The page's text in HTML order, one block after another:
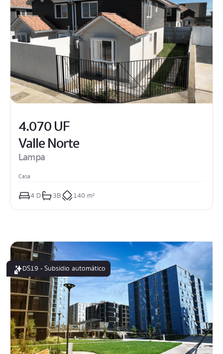
4.070 UF
Valle Norte
Lampa
Casa
4 D 3B 140 m²
DS19 - Subsidio automático